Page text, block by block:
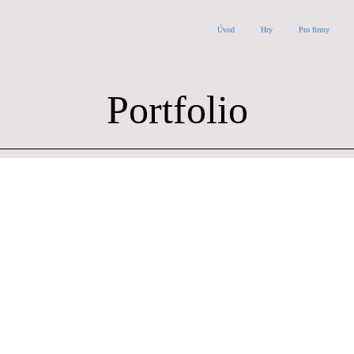
Úvod Hry Pro firmy
Portfolio